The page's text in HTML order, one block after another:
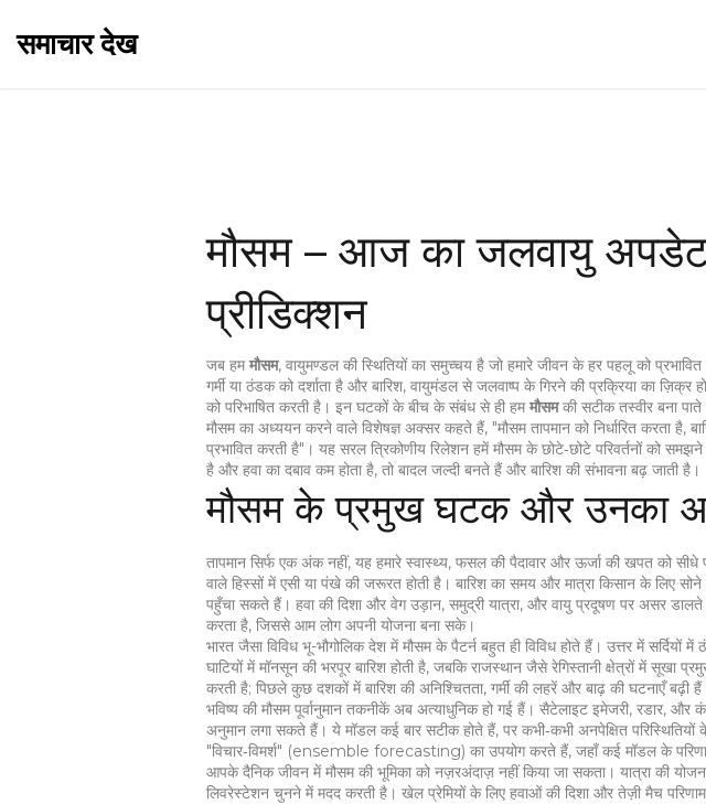
समाचार देख
मौसम – आज का जलवायु
प्रीडिक्शन
जब हममौसम, वायुमण्डल की स्थितियों का समुच्चय है जो हमारे जीवन के हर पहलू को
गर्मी या ठंडक को दर्शाता है और बारिश, वायुमंडल से जलवाष्प के गिरने की प्रक्रिया का ज़िक्र
को परिभाषित करती है। इन घटकों के बीच के संबंध से ही हममौसमकी सटीक तस्वीर बना पाते
मौसम का अध्ययन करने वाले विशेषज्ञ अक्सर कहते हैं, "मौसमतापमान को निर्धारित करता है,
प्रभावित करती है"। यह सरल त्रिकोणीय रिलेशन हमें मौसम के छोटे‑छोटे परिवर्तनों को
है और हवा का दबाव कम होता है, तो बादल जल्दी बनते हैं और बारिश की संभावना बढ़ जाती है।
मौसम के प्रमुख घटक और उनका
तापमान सिर्फ एक अंक नहीं, यह हमारे स्वास्थ्य, फसल की पैदावार और ऊर्जा की खपत को सीधे
वाले हिस्सों में एसी या पंखे की जरूरत होती है। बारिश का समय और मात्रा किसान के लिए
पहुँचा सकते हैं। हवा की दिशा और वेग उड़ान, समुद्री यात्रा, और वायु प्रदूषण पर असर डालते
करता है, जिससे आम लोग अपनी योजना बना सके।
भारत जैसा विविध भू-भौगोलिक देश में मौसम के पैटर्न बहुत ही विविध होते हैं। उत्तर में सर्दियों
घाटियों में मॉनसून की भरपूर बारिश होती है, जबकि राजस्थान जैसे रेगिस्तानी क्षेत्रों में सूखा
करती है; पिछले कुछ दशकों में बारिश की अनिश्चितता, गर्मी की लहरें और बाढ़ की घटनाएँ बढ़ी
भविष्य की मौसम पूर्वानुमान तकनीकें अब अत्याधुनिक हो गई हैं। सैटेलाइट इमेजरी, रडार,
अनुमान लगा सकते हैं। ये मॉडल कई बार सटीक होते हैं, पर कभी‑कभी अनपेक्षित
"विचार‑विमर्श" (ensemble forecasting) का उपयोग करते हैं, जहाँ कई मॉडल के
आपके दैनिक जीवन में मौसम की भूमिका को नज़रअंदाज़ नहीं किया जा सकता। यात्रा की
लिवरेस्टेशन चुनने में मदद करती है। खेल प्रेमियों के लिए हवाओं की दिशा और तेज़ी मैच